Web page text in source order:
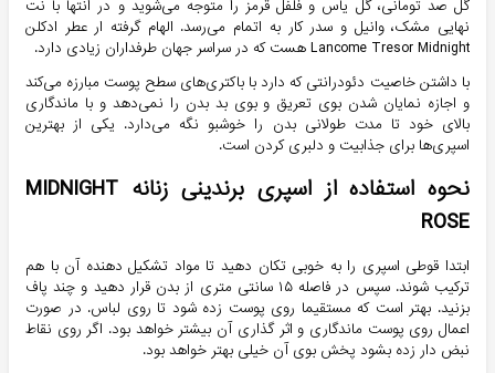
گل صد تومانی، گل یاس و فلفل قرمز را متوجه می‌شوید و در انتها با نت
نهایی مشک، وانیل و سدر کار به اتمام می‌رسد. الهام گرفته ار عطر ادکلن
Lancome Tresor Midnight هست که در سراسر جهان طرفداران زیادی دارد.
با داشتن خاصیت دئودرانتی که دارد با باکتری‌های سطح پوست مبارزه می‌کند
و اجازه نمایان شدن بوی تعریق و بوی بد بدن را نمی‌دهد و با ماندگاری
بالای خود تا مدت طولانی بدن را خوشبو نگه می‌دارد. یکی از بهترین
اسپری‌ها برای جذابیت و دلبری کردن است.
نحوه استفاده از اسپری برندینی زنانه MIDNIGHT
ROSE
ابتدا قوطی اسپری را به خوبی تکان دهید تا مواد تشکیل دهنده آن با هم
ترکیب شوند. سپس در فاصله ۱۵ سانتی متری از بدن قرار دهید و چند پاف
بزنید. بهتر است که مستقیما روی پوست زده شود تا روی لباس. در صورت
اعمال روی پوست ماندگاری و اثر گذاری آن بیشتر خواهد بود. اگر روی نقاط
نبض دار زده بشود پخش بوی آن خیلی بهتر خواهد بود.